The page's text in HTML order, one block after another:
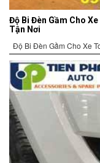
Độ Bi Đèn Gầm Cho
Tận Nơi
Độ Bi Đèn Gầm Cho Xe